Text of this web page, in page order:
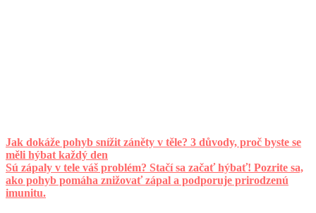
Jak dokáže pohyb snížit záněty v těle? 3 důvody, proč byste se
měli hýbat každý den
Sú zápaly v tele váš problém? Stačí sa začať hýbať! Pozrite sa,
ako pohyb pomáha znižovať zápal a podporuje prirodzenú
imunitu.